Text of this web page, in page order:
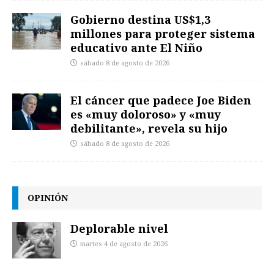
Gobierno destina US$1,3
millones para proteger sistema
educativo ante El Niño
sábado 8 de agosto de 2026
El cáncer que padece Joe Biden
es «muy doloroso» y «muy
debilitante», revela su hijo
sábado 8 de agosto de 2026
OPINIÓN
Deplorable nivel
martes 4 de agosto de 2026